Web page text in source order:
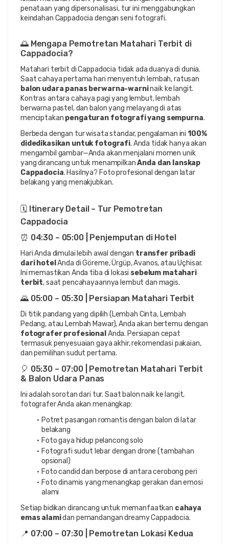
penataan yang dipersonalisasi, tur ini menggabungkan
keindahan Cappadocia dengan seni fotografi.
🌅 Mengapa Pemotretan Matahari Terbit di
Cappadocia?
Matahari terbit di Cappadocia tidak ada duanya di dunia.
balon udara panas berwarna-warni naik ke langit.
Kontras antara cahaya pagi yang lembut, lembah
berwarna pastel, dan balon yang melayang di atas
menciptakan pengaturan fotografi yang sempurna.
Berbeda dengan tur wisata standar, pengalaman ini 100%
didedikasikan untuk fotografi. Anda tidak hanya akan
mengambil gambar—Anda akan menjalani momen unik
yang dirancang untuk menampilkan Anda dan lanskap
Cappadocia. Hasilnya? Foto profesional dengan latar
belakang yang menakjubkan.
🗓️ Itinerary Detail – Tur Pemotretan
Cappadocia
⏰ 04:30 – 05:00 | Penjemputan di Hotel
Hari Anda dimulai lebih awal dengan transfer pribadi
dari hotel Anda di Göreme, Ürgüp, Avanos, atau Uçhisar.
Ini memastikan Anda tiba di lokasi sebelum matahari
terbit, saat pencahayaannya lembut dan magis.
🌄 05:00 – 05:30 | Persiapan Matahari Terbit
Di titik pandang yang dipilih (Lembah Cinta, Lembah
fotografer profesional Anda. Persiapan cepat
termasuk penyesuaian gaya akhir, rekomendasi pakaian,
dan pemilihan sudut pertama.
🎈 05:30 – 07:00 | Pemotretan Matahari Terbit
& Balon Udara Panas
Ini adalah sorotan dari tur. Saat balon naik ke langit,
fotografer Anda akan menangkap:
Potret pasangan romantis dengan balon di latar
belakang
Foto gaya hidup pelancong solo
Fotografi sudut lebar dengan drone (tambahan
opsional)
Foto candid dan berpose di antara cerobong peri
Foto dinamis yang menangkap gerakan dan emosi
alami
Setiap bidikan dirancang untuk memanfaatkan cahaya
emas alami dan pemandangan dreamy Cappadocia.
📍 07:00 – 07:30 | Pemotretan Lokasi Kedua